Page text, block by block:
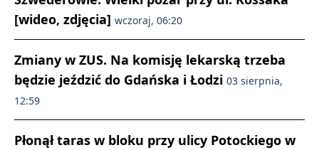
[wideo, zdjęcia] wczoraj, 06:20
Zmiany w ZUS. Na komisję lekarską trzeba
będzie jeździć do Gdańska i Łodzi 03 sierpnia,
12:59
Płonął taras w bloku przy ulicy Potockiego w